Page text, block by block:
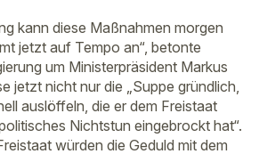
kann diese Maßnahmen morgen
jetzt auf Tempo an“, betonte
um Ministerpräsident Markus
jetzt nicht nur die „Suppe gründlich,
auslöffeln, die er dem Freistaat
Nichtstun eingebrockt hat“.
würden die Geduld mit dem